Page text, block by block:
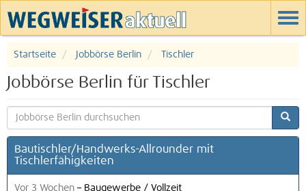
Startseite Jobbörse Berlin Tischler
Jobbörse Berlin für Tischler
Bautischler/Handwerks-Allrounder mit
Tischlerfähigkeiten
Vor 3 Wochen – Baugewerbe / Vollzeit